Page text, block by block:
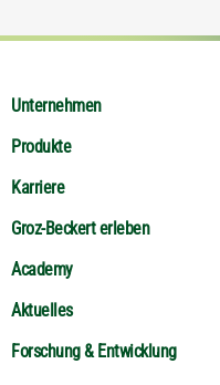
Unternehmen
Produkte
Karriere
Groz-Beckert erleben
Academy
Aktuelles
Forschung & Entwicklung